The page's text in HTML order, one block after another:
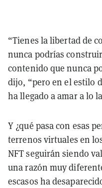
“Tienes la libertad de
nunca podrías
contenido que nunca
dijo, “pero en el estilo
ha llegado a amar a lo
Y ¿qué pasa con esas
terrenos virtuales en
NFT seguirán siendo
una razón muy
escasos ha